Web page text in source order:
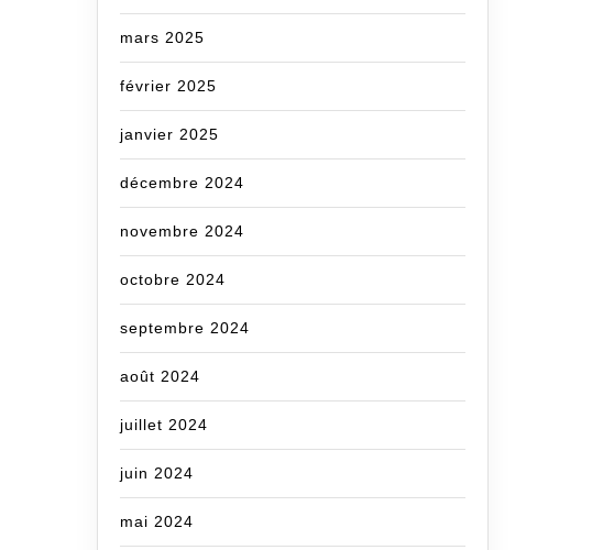
mars 2025
février 2025
janvier 2025
décembre 2024
novembre 2024
octobre 2024
septembre 2024
août 2024
juillet 2024
juin 2024
mai 2024